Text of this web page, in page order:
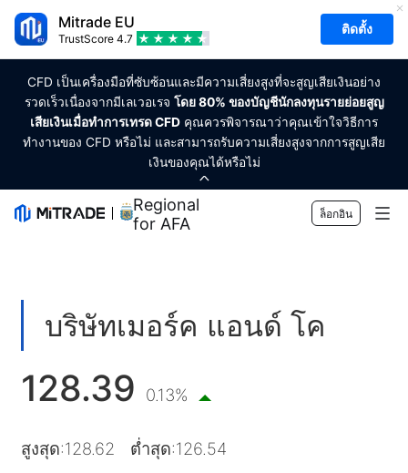
Mitrade EU
TrustScore 4.7
ติดตั้ง
CFD เป็นเครื่องมือที่ซับซ้อนและมีความเสี่ยงสูงที่จะสูญเสียเงินอย่าง
รวดเร็วเนื่องจากมีเลเวอเรจ โดย 80% ของบัญชีนักลงทุนรายย่อยสูญ
เสียเงินเมื่อทำการเทรด CFD คุณควรพิจารณาว่าคุณเข้าใจวิธีการ
ทำงานของ CFD หรือไม่ และสามารถรับความเสี่ยงสูงจากการสูญเสีย
เงินของคุณได้หรือไม่
Regional Sponsor
for AFA
ล็อกอิน
สินค้าโภคภัณฑ์
สกุลเงินคริปโต
ดัชนี
การเทรด
แพลตฟอร์มของเรา
การจัดการความเสี่ยง
เครื่องมือทางการตลาด
ปฏิทินทางเศรษฐกิจ
การศึกษา
EBook
เกี่ยวกับ Mitrade
บริษัทเมอร์ค แอนด์ โค
128.39 0.13%
สูงสุด:128.62 ต่ำสุด:126.54